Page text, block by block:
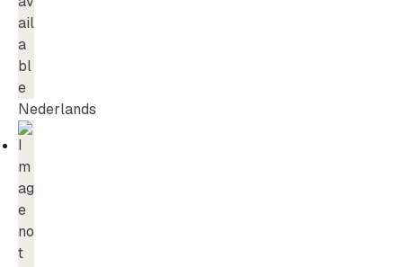
Nederlands